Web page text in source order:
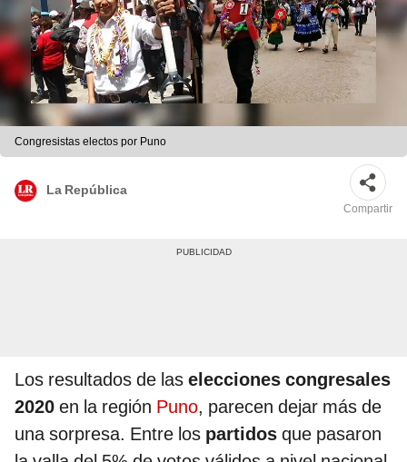
Congresistas electos por Puno
La República
Compartir
Los resultados de las elecciones congresales
2020 en la región Puno, parecen dejar más de
una sorpresa. Entre los partidos que pasaron